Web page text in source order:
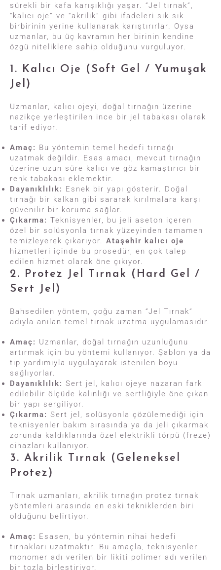
sürekli bir kafa karışıklığı yaşar. “Jel tırnak”,
“kalıcı oje” ve “akrilik” gibi ifadeleri sık sık
birbirinin yerine kullanarak karıştırırlar. Oysa
uzmanlar, bu üç kavramın her birinin kendine
özgü niteliklere sahip olduğunu vurguluyor.
1. Kalıcı Oje (Soft Gel / Yumuşak
Jel)
Uzmanlar, kalıcı ojeyi, doğal tırnağın üzerine
nazikçe yerleştirilen ince bir jel tabakası olarak
tarif ediyor.
Amaç: Bu yöntemin temel hedefi tırnağı
uzatmak değildir. Esas amacı, mevcut tırnağın
üzerine uzun süre kalıcı ve göz kamaştırıcı bir
renk tabakası eklemektir.
Dayanıklılık: Esnek bir yapı gösterir. Doğal
tırnağı bir kalkan gibi sararak kırılmalara karşı
güvenilir bir koruma sağlar.
Çıkarma: Teknisyenler, bu jeli aseton içeren
özel bir solüsyonla tırnak yüzeyinden tamamen
temizleyerek çıkarıyor. Ataşehir kalıcı oje
hizmetleri içinde bu prosedür, en çok talep
edilen hizmet olarak öne çıkıyor.
2. Protez Jel Tırnak (Hard Gel /
Sert Jel)
Bahsedilen yöntem, çoğu zaman “Jel Tırnak”
adıyla anılan temel tırnak uzatma uygulamasıdır.
Amaç: Uzmanlar, doğal tırnağın uzunluğunu
artırmak için bu yöntemi kullanıyor. Şablon ya da
tip yardımıyla uygulayarak istenilen boyu
sağlıyorlar.
Dayanıklılık: Sert jel, kalıcı ojeye nazaran fark
edilebilir ölçüde kalınlığı ve sertliğiyle öne çıkan
bir yapı sergiliyor.
Çıkarma: Sert jel, solüsyonla çözülemediği için
teknisyenler bakım sırasında ya da jeli çıkarmak
zorunda kaldıklarında özel elektrikli törpü (freze)
cihazları kullanıyor.
3. Akrilik Tırnak (Geleneksel
Protez)
Tırnak uzmanları, akrilik tırnağın protez tırnak
yöntemleri arasında en eski tekniklerden biri
olduğunu belirtiyor.
Amaç: Esasen, bu yöntemin nihai hedefi
tırnakları uzatmaktır. Bu amaçla, teknisyenler
monomer adı verilen bir likiti polimer adı verilen
bir tozla birleştiriyor.